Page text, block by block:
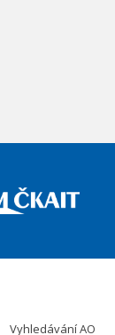
Vyhledávání AO